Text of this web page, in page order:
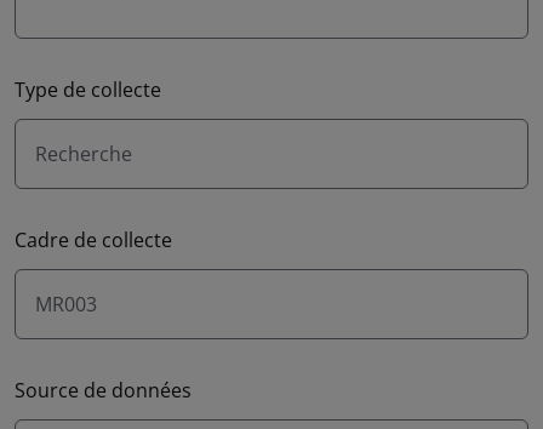
Type de collecte
Recherche
Cadre de collecte
MR003
Source de données